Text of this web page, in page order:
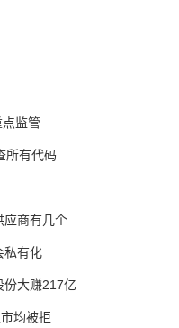
监管
所有代码
应商有几个
私有化
份大赚217亿
均被拒